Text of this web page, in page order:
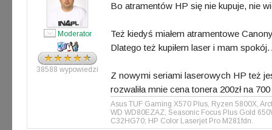
Moderator
38588 wypowiedzi
Bo atramentów HP się nie kupuje, nie
Też kiedyś miałem atramentowe
Dlatego też kupiłem laser i mam
Z nowymi seriami laserowych HP też
rozwaliła mnie cena tonera 200zł na
Asus TUF Gaming X570 Plus, Ryzen 5800X,
WD WD80EZAZ, Seasonic Focus Plus Gold
C32HG70; HP Color Laserjet Pro M281fdn.